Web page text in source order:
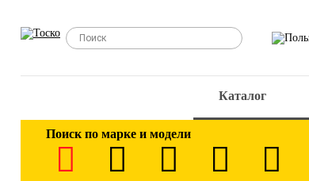
Каталог
Поиск по марке и модели